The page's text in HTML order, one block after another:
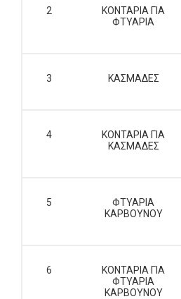
2
ΚΟΝΤΑΡΙΑ ΓΙΑ
ΦΤΥΑΡΙΑ
3 ΚΑΣΜΑΔΕΣ
4
ΚΟΝΤΑΡΙΑ ΓΙΑ
ΚΑΣΜΑΔΕΣ
5
ΦΤΥΑΡΙΑ
ΚΑΡΒΟΥΝΟΥ
6
ΚΟΝΤΑΡΙΑ ΓΙΑ
ΦΤΥΑΡΙΑ
ΚΑΡΒΟΥΝΟΥ